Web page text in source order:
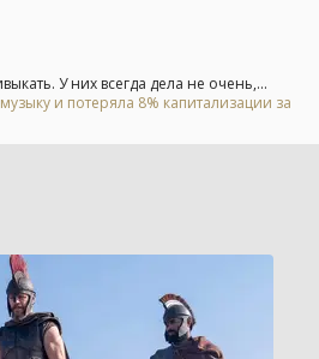
У них всегда дела не очень,...
и потеряла 8% капитализации за